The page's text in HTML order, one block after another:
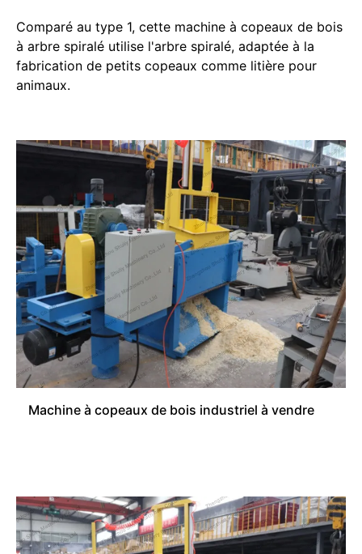
Comparé au type 1, cette machine à copeaux de bois
à arbre spiralé utilise l'arbre spiralé, adaptée à la
fabrication de petits copeaux comme litière pour
animaux.
Machine à copeaux de bois industriel à vendre